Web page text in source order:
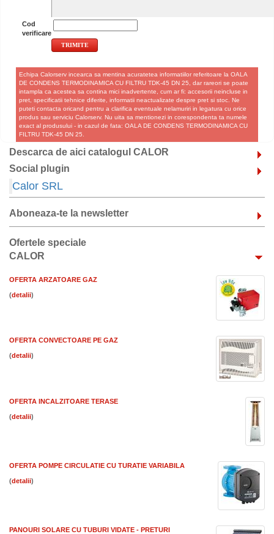
Cod
verificare
Echipa Calorserv incearca sa mentina acuratetea informatiilor referitoare la OALA
DE CONDENS TERMODINAMICA CU FILTRU TDK-45 DN 25, dar rareori se poate
intampla ca acestea sa contina mici inadvertente, cum ar fi: accesorii neincluse in
pret, specificatii tehnice diferite, informatii neactualizate despre pret si stoc. Ne
puteti contacta oricand pentru a clarifica eventuale nelamuriri in legatura cu orice
produs sau serviciu Calorserv. Nu uita sa mentionezi in corespondenta ta numele
exact al produsului - in cazul de fata: OALA DE CONDENS TERMODINAMICA CU
FILTRU TDK-45 DN 25.
Descarca de aici catalogul CALOR
Social plugin
Calor SRL
Aboneaza-te la newsletter
Ofertele speciale
CALOR
OFERTA ARZATOARE GAZ
( )
OFERTA CONVECTOARE PE GAZ
( )
OFERTA INCALZITOARE TERASE
( )
OFERTA POMPE CIRCULATIE CU TURATIE VARIABILA
( )
PANOURI SOLARE CU TUBURI VIDATE - PRETURI